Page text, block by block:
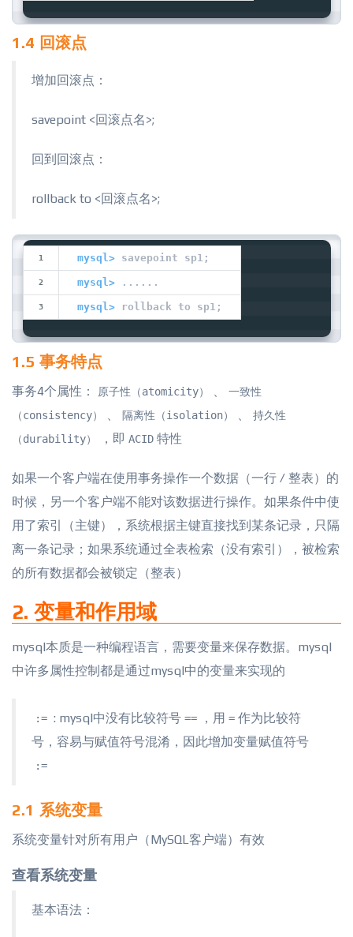
1.4 回滚点
增加回滚点：
savepoint <回滚点名>;
回到回滚点：
rollback to <回滚点名>;
mysql> savepoint sp1;
mysql> ......
mysql> rollback to sp1;
1.5 事务特点
事务4个属性： 原子性（atomicity）
一致性
（consistency）
隔离性（isolation）
持久性
（durability）
，即 ACID 特性
如果一个客户端在使用事务操作一个数据（一行 / 整表）的
时候，另一个客户端不能对该数据进行操作。如果条件中使
用了索引（主键），系统根据主键直接找到某条记录，只隔
离一条记录；如果系统通过全表检索（没有索引），被检索
的所有数据都会被锁定（整表）
2. 变量和作用域
mysql本质是一种编程语言，需要变量来保存数据。mysql
中许多属性控制都是通过mysql中的变量来实现的
:= : mysql中没有比较符号 == ，用 = 作为比较符
号，容易与赋值符号混淆，因此增加变量赋值符号
:=
2.1 系统变量
系统变量针对所有用户（MySQL客户端）有效
查看系统变量
基本语法：